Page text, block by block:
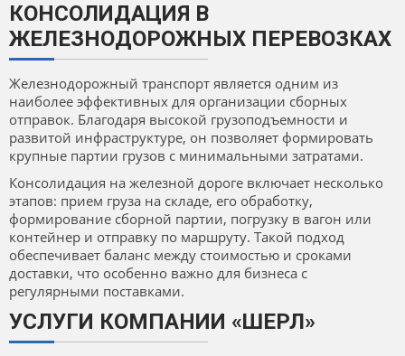
КОНСОЛИДАЦИЯ В
ЖЕЛЕЗНОДОРОЖНЫХ ПЕРЕВОЗКАХ
Железнодорожный транспорт является одним из
наиболее эффективных для организации сборных
отправок. Благодаря высокой грузоподъемности и
развитой инфраструктуре, он позволяет формировать
крупные партии грузов с минимальными затратами.
Консолидация на железной дороге включает несколько
этапов: прием груза на складе, его обработку,
формирование сборной партии, погрузку в вагон или
контейнер и отправку по маршруту. Такой подход
обеспечивает баланс между стоимостью и сроками
доставки, что особенно важно для бизнеса с
регулярными поставками.
УСЛУГИ КОМПАНИИ «ШЕРЛ»